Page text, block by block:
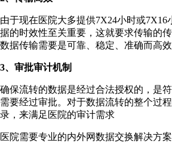
由于现在医院大多提供7X24小时或7X16
据的时效性至关重要，这就要求传输的
数据传输需要是可靠、稳定、准确而高
3、审批审计机制
确保流转的数据是经过合法授权的，是
需要经过审批。对于数据流转的整个过
录，来满足医院的审计需求
医院需要专业的内外网数据交换解决方